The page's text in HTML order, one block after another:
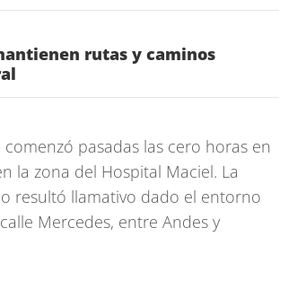
rutas y caminos
pasadas las cero horas en
la zona del Hospital Maciel. La
resultó llamativo dado el entorno
Mercedes, entre Andes y